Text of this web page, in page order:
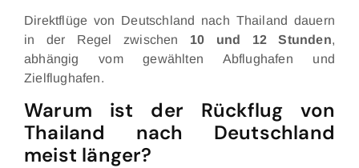
Direktflüge von Deutschland nach Thailand dauern
in der Regel zwischen 10 und 12 Stunden,
abhängig vom gewählten Abflughafen und
Zielflughafen.
Warum ist der Rückflug von
Thailand nach Deutschland
meist länger?